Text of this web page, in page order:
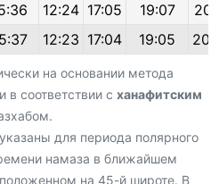
12:24 17:05 19:07
12:23 17:04 19:05
на основании метода
в соответствии с ханафитским
для периода полярного
намаза в ближайшем
на 45-й широте. В